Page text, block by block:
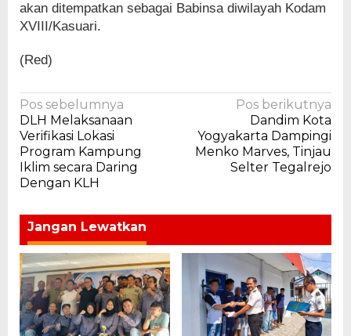
akan ditempatkan sebagai Babinsa diwilayah Kodam
XVIII/Kasuari.
(Red)
Navigasi
pos
Pos sebelumnya
DLH Melaksanaan
Verifikasi Lokasi
Program Kampung
Iklim secara Daring
Dengan KLH
Pos berikutnya
Dandim Kota
Yogyakarta Dampingi
Menko Marves, Tinjau
Selter Tegalrejo
Jangan Lewatkan